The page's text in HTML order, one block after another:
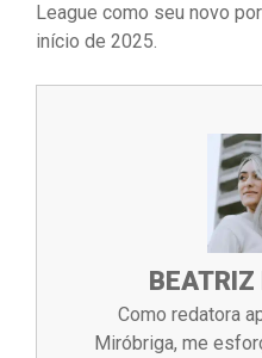
League como seu novo
início de 2025.
BEATRIZ
Como redatora
Miróbriga, me